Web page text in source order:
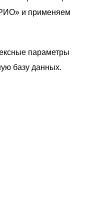
и применяем
параметры
базу данных.